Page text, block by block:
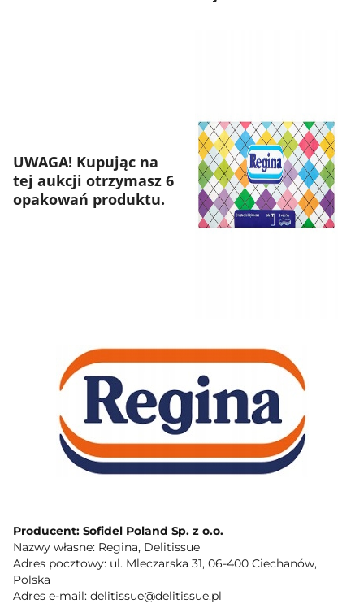
UWAGA! Kupując na
tej aukcji otrzymasz 6
opakowań produktu.
Producent: Sofidel Poland Sp. z o.o.
Nazwy własne: Regina, Delitissue
Adres pocztowy: ul. Mleczarska 31, 06-400 Ciechanów,
Polska
Adres e-mail: delitissue@delitissue.pl